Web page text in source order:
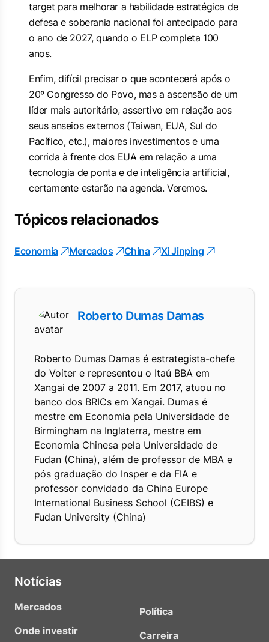
target para melhorar a habilidade estratégica de
defesa e soberania nacional foi antecipado para
o ano de 2027, quando o ELP completa 100
anos.
Enfim, difícil precisar o que acontecerá após o
20º Congresso do Povo, mas a ascensão de um
líder mais autoritário, assertivo em relação aos
seus anseios externos (Taiwan, EUA, Sul do
Pacífico, etc.), maiores investimentos e uma
corrida à frente dos EUA em relação a uma
tecnologia de ponta e de inteligência artificial,
certamente estarão na agenda. Veremos.
Tópicos relacionados
Economia Mercados China Xi Jinping
Roberto Dumas Damas
Roberto Dumas Damas é estrategista-chefe
do Voiter e representou o Itaú BBA em
Xangai de 2007 a 2011. Em 2017, atuou no
banco dos BRICs em Xangai. Dumas é
mestre em Economia pela Universidade de
Birmingham na Inglaterra, mestre em
Economia Chinesa pela Universidade de
Fudan (China), além de professor de MBA e
pós graduação do Insper e da FIA e
professor convidado da China Europe
International Business School (CEIBS) e
Fudan University (China)
Notícias
Mercados
Onde investir
Política
Carreira